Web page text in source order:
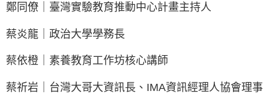
鄭同僚｜臺灣實驗教育推動中心計畫主持人
蔡炎龍｜政治大學學務長
蔡依橙｜素養教育工作坊核心講師
蔡祈岩｜台灣大哥大資訊長、IMA資訊經理人協會理事